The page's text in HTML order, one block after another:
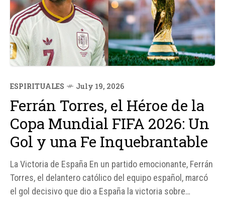
ESPIRITUALES July 19, 2026
Ferrán Torres, el Héroe de la
Copa Mundial FIFA 2026: Un
Gol y una Fe Inquebrantable
La Victoria de España En un partido emocionante, Ferrán
Torres, el delantero católico del equipo español, marcó
el gol decisivo que dio a España la victoria sobre